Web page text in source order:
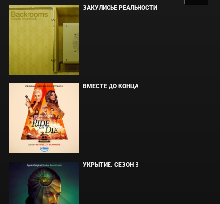
ЗАКУЛИСЬЕ РЕАЛЬНОСТИ
ВМЕСТЕ ДО КОНЦА
УКРЫТИЕ. СЕЗОН 3